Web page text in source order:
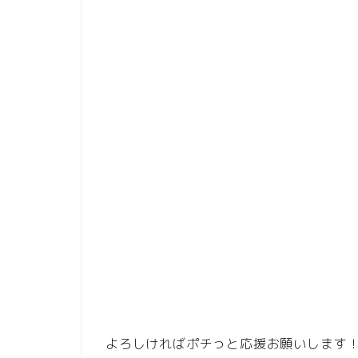
よろしければポチっと応援お願いします